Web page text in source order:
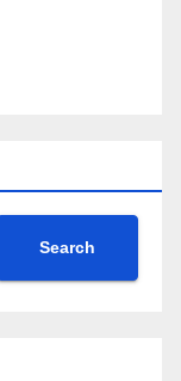
Search